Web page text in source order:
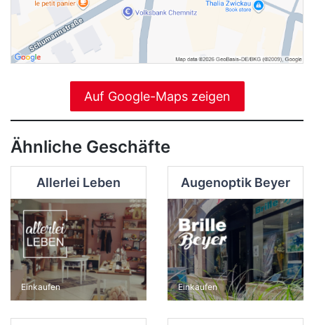
Auf Google-Maps zeigen
Ähnliche Geschäfte
Allerlei Leben
Einkaufen
Augenoptik Beyer
Einkaufen